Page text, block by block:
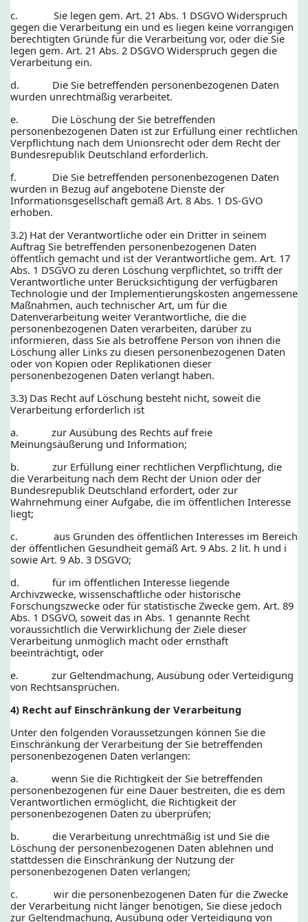
c. Sie legen gem. Art. 21 Abs. 1 DSGVO Widerspruch
gegen die Verarbeitung ein und es liegen keine vorrangigen
berechtigten Gründe für die Verarbeitung vor, oder die Sie
legen gem. Art. 21 Abs. 2 DSGVO Widerspruch gegen die
Verarbeitung ein.
d. Die Sie betreffenden personenbezogenen Daten
wurden unrechtmäßig verarbeitet.
e. Die Löschung der Sie betreffenden
personenbezogenen Daten ist zur Erfüllung einer rechtlichen
Verpflichtung nach dem Unionsrecht oder dem Recht der
Bundesrepublik Deutschland erforderlich.
f. Die Sie betreffenden personenbezogenen Daten
wurden in Bezug auf angebotene Dienste der
Informationsgesellschaft gemäß Art. 8 Abs. 1 DS-GVO
erhoben.
3.2) Hat der Verantwortliche oder ein Dritter in seinem
Auftrag Sie betreffenden personenbezogenen Daten
öffentlich gemacht und ist der Verantwortliche gem. Art. 17
Abs. 1 DSGVO zu deren Löschung verpflichtet, so trifft der
Verantwortliche unter Berücksichtigung der verfügbaren
Technologie und der Implementierungskosten angemessene
Maßnahmen, auch technischer Art, um für die
Datenverarbeitung weiter Verantwortliche, die die
personenbezogenen Daten verarbeiten, darüber zu
informieren, dass Sie als betroffene Person von ihnen die
Löschung aller Links zu diesen personenbezogenen Daten
oder von Kopien oder Replikationen dieser
personenbezogenen Daten verlangt haben.
3.3) Das Recht auf Löschung besteht nicht, soweit die
Verarbeitung erforderlich ist
a. zur Ausübung des Rechts auf freie
Meinungsäußerung und Information;
b. zur Erfüllung einer rechtlichen Verpflichtung, die
die Verarbeitung nach dem Recht der Union oder der
Bundesrepublik Deutschland erfordert, oder zur
Wahrnehmung einer Aufgabe, die im öffentlichen Interesse
liegt;
c. aus Gründen des öffentlichen Interesses im Bereich
der öffentlichen Gesundheit gemäß Art. 9 Abs. 2 lit. h und i
sowie Art. 9 Ab. 3 DSGVO;
d. für im öffentlichen Interesse liegende
Archivzwecke, wissenschaftliche oder historische
Forschungszwecke oder für statistische Zwecke gem. Art. 89
Abs. 1 DSGVO, soweit das in Abs. 1 genannte Recht
voraussichtlich die Verwirklichung der Ziele dieser
Verarbeitung unmöglich macht oder ernsthaft
beeinträchtigt, oder
e. zur Geltendmachung, Ausübung oder Verteidigung
von Rechtsansprüchen.
4) Recht auf Einschränkung der Verarbeitung
Unter den folgenden Voraussetzungen können Sie die
Einschränkung der Verarbeitung der Sie betreffenden
personenbezogenen Daten verlangen:
a. wenn Sie die Richtigkeit der Sie betreffenden
personenbezogenen für eine Dauer bestreiten, die es dem
Verantwortlichen ermöglicht, die Richtigkeit der
personenbezogenen Daten zu überprüfen;
b. die Verarbeitung unrechtmäßig ist und Sie die
Löschung der personenbezogenen Daten ablehnen und
stattdessen die Einschränkung der Nutzung der
personenbezogenen Daten verlangen;
c. wir die personenbezogenen Daten für die Zwecke
der Verarbeitung nicht länger benötigen, Sie diese jedoch
zur Geltendmachung, Ausübung oder Verteidigung von